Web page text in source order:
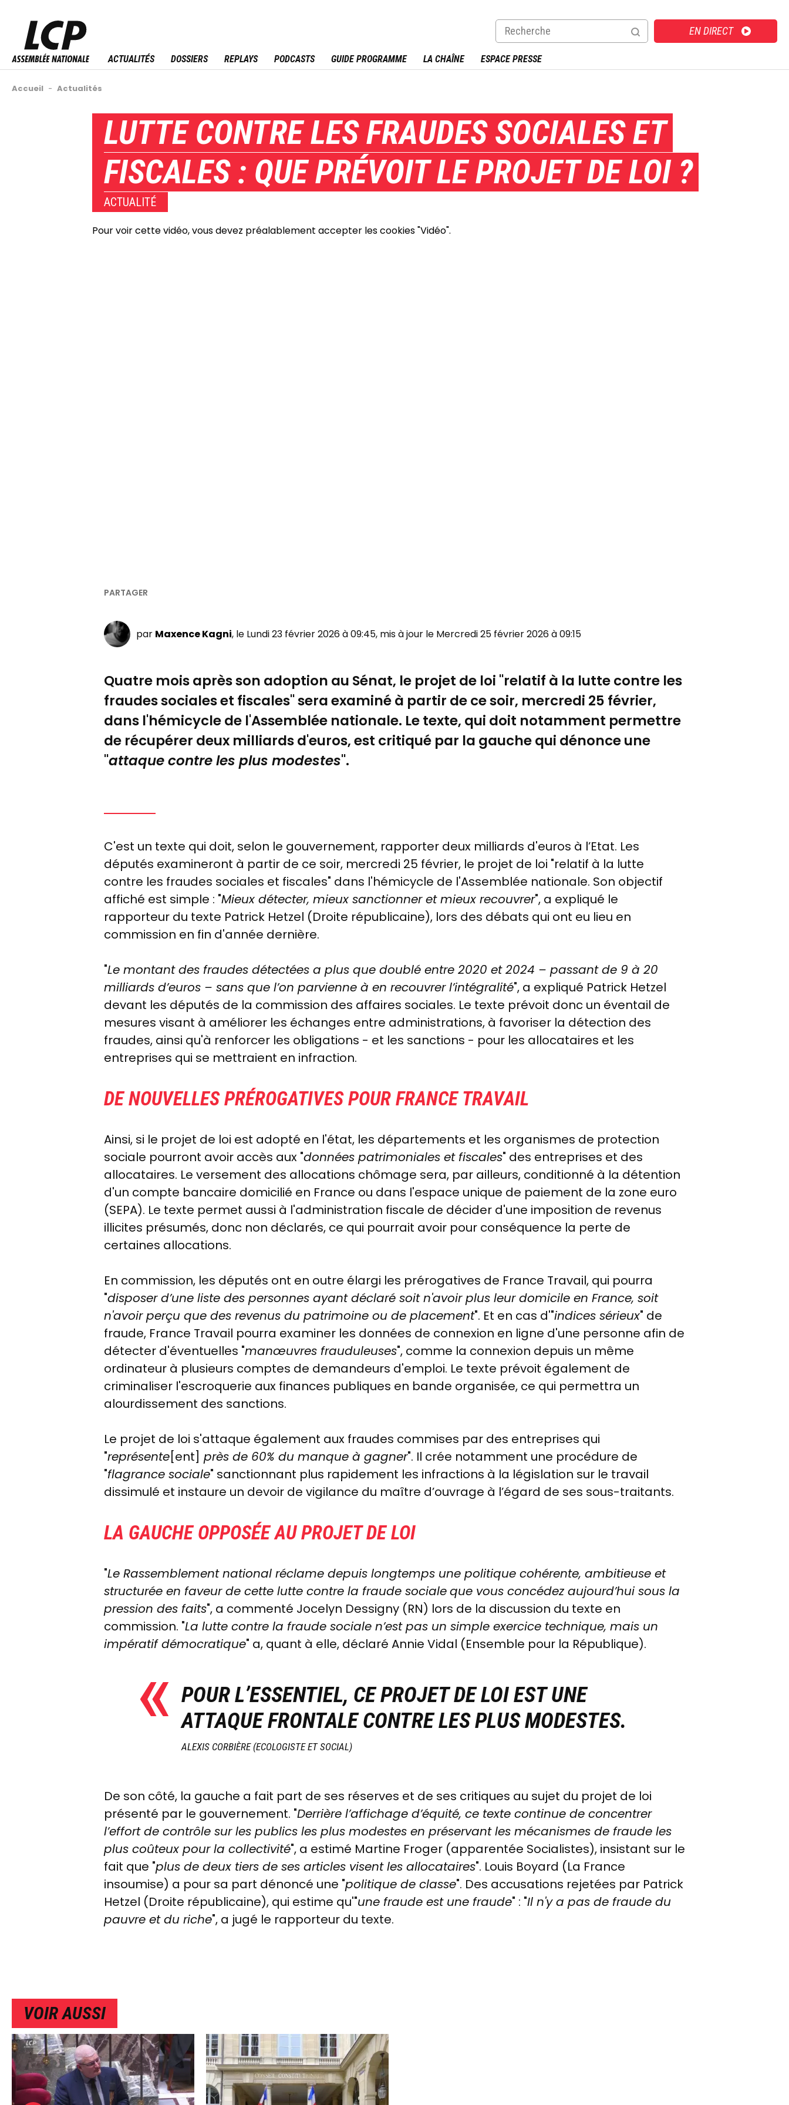
contenu
principal
EN DIRECT
ACTUALITÉS DOSSIERS REPLAYS PODCASTS GUIDE PROGRAMME LA CHAÎNE ESPACE PRESSE
Fil
Accueil - Actualités
LUTTE CONTRE LES FRAUDES SOCIALES ET
FISCALES : QUE PRÉVOIT LE PROJET DE LOI ?
ACTUALITÉ
Pour voir cette vidéo, vous devez préalablement accepter les cookies "Vidéo".
par Maxence Kagni, le Lundi 23 février 2026 à 09:45, mis à jour le Mercredi 25 février 2026 à 09:15
Quatre mois après son adoption au Sénat, le projet de loi "relatif à la lutte contre les
fraudes sociales et fiscales" sera examiné à partir de ce soir, mercredi 25 février,
dans l'hémicycle de l'Assemblée nationale. Le texte, qui doit notamment permettre
de récupérer deux milliards d'euros, est critiqué par la gauche qui dénonce une
"attaque contre les plus modestes".
C'est un texte qui doit, selon le gouvernement, rapporter deux milliards d'euros à l’Etat. Les
députés examineront à partir de ce soir, mercredi 25 février, le projet de loi "relatif à la lutte
contre les fraudes sociales et fiscales" dans l'hémicycle de l'Assemblée nationale. Son objectif
affiché est simple : "Mieux détecter, mieux sanctionner et mieux recouvrer", a expliqué le
rapporteur du texte Patrick Hetzel (Droite républicaine), lors des débats qui ont eu lieu en
commission en fin d'année dernière.
"Le montant des fraudes détectées a plus que doublé entre 2020 et 2024 – passant de 9 à 20
milliards d’euros – sans que l’on parvienne à en recouvrer l’intégralité", a expliqué Patrick Hetzel
devant les députés de la commission des affaires sociales. Le texte prévoit donc un éventail de
mesures visant à améliorer les échanges entre administrations, à favoriser la détection des
fraudes, ainsi qu'à renforcer les obligations - et les sanctions - pour les allocataires et les
entreprises qui se mettraient en infraction.
DE NOUVELLES PRÉROGATIVES POUR FRANCE TRAVAIL
Ainsi, si le projet de loi est adopté en l'état, les départements et les organismes de protection
sociale pourront avoir accès aux "données patrimoniales et fiscales" des entreprises et des
allocataires. Le versement des allocations chômage sera, par ailleurs, conditionné à la détention
d'un compte bancaire domicilié en France ou dans l'espace unique de paiement de la zone euro
(SEPA). Le texte permet aussi à l'administration fiscale de décider d'une imposition de revenus
illicites présumés, donc non déclarés, ce qui pourrait avoir pour conséquence la perte de
certaines allocations.
En commission, les députés ont en outre élargi les prérogatives de France Travail, qui pourra
"disposer d’une liste des personnes ayant déclaré soit n'avoir plus leur domicile en France, soit
n'avoir perçu que des revenus du patrimoine ou de placement". Et en cas d'"indices sérieux" de
fraude, France Travail pourra examiner les données de connexion en ligne d'une personne afin de
détecter d'éventuelles "manœuvres frauduleuses", comme la connexion depuis un même
ordinateur à plusieurs comptes de demandeurs d'emploi. Le texte prévoit également de
criminaliser l'escroquerie aux finances publiques en bande organisée, ce qui permettra un
alourdissement des sanctions.
Le projet de loi s'attaque également aux fraudes commises par des entreprises qui
"représente[ent] près de 60% du manque à gagner". Il crée notamment une procédure de
"flagrance sociale" sanctionnant plus rapidement les infractions à la législation sur le travail
dissimulé et instaure un devoir de vigilance du maître d’ouvrage à l’égard de ses sous-traitants.
LA GAUCHE OPPOSÉE AU PROJET DE LOI
"Le Rassemblement national réclame depuis longtemps une politique cohérente, ambitieuse et
structurée en faveur de cette lutte contre la fraude socialeque vous concédez aujourd’hui sous la
pression des faits", a commenté Jocelyn Dessigny (RN) lors de la discussion du texte en
commission. "La lutte contre la fraude sociale n’est pas un simple exercice technique, mais un
impératif démocratique" a, quant à elle, déclaré Annie Vidal (Ensemble pour la République).
POUR L’ESSENTIEL, CE PROJET DE LOI EST UNE
ATTAQUE FRONTALE CONTRE LES PLUS MODESTES.
ALEXIS CORBIÈRE (ECOLOGISTE ET SOCIAL)
De son côté, la gauche a fait part de ses réserves et de ses critiques au sujet du projet de loi
présenté par le gouvernement. "Derrière l’affichage d’équité, ce texte continue de concentrer
l’effort de contrôle sur les publics les plus modestes en préservant les mécanismes de fraude les
plus coûteux pour la collectivité", a estimé Martine Froger (apparentée Socialistes), insistant sur le
fait que "plus de deux tiers de ses articles visent les allocataires". Louis Boyard (La France
insoumise) a pour sa part dénoncé une "politique de classe". Des accusations rejetées par Patrick
Hetzel (Droite républicaine), qui estime qu'"une fraude est une fraude" : "Il n'y a pas de fraude du
pauvre et du riche", a jugé le rapporteur du texte.
VOIR AUSSI
IMAGE IMAGE